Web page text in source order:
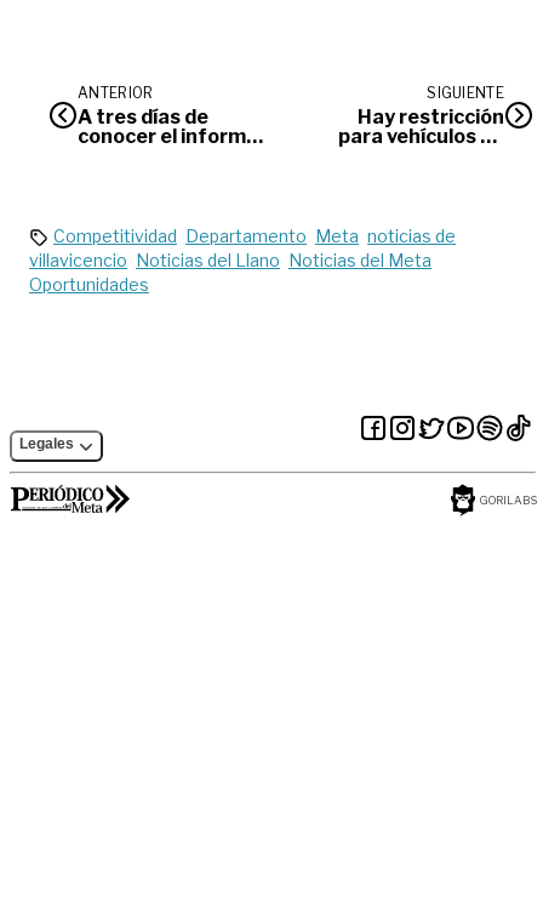
ANTERIOR
A tres días de
conocer el informe
SIGUIENTE
Hay restricción
para vehículos de
Competitividad Departamento Meta noticias de
villavicencio Noticias del Llano Noticias del Meta
Oportunidades
Legales
GORILABS